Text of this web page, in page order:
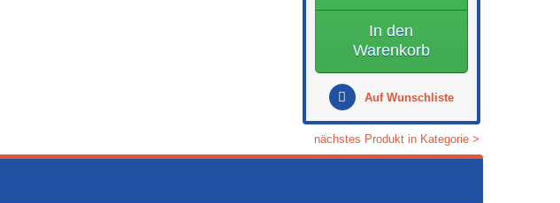
In den
Warenkorb
Auf Wunschliste
nächstes Produkt in Kategorie >